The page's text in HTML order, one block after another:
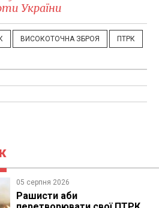
України
ВИСОКОТОЧНА ЗБРОЯ ПТРК
05 серпня 2026
Рашисти аби